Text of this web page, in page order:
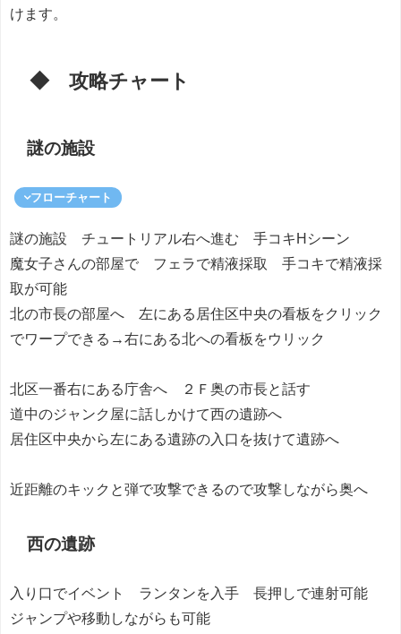
けます。
◆ 攻略チャート
謎の施設
フローチャート
謎の施設 チュートリアル右へ進む 手コキHシーン
魔女子さんの部屋で フェラで精液採取 手コキで精液採
取が可能
北の市長の部屋へ 左にある居住区中央の看板をクリック
でワープできる→右にある北への看板をウリック
北区一番右にある庁舎へ ２Ｆ奥の市長と話す
道中のジャンク屋に話しかけて西の遺跡へ
居住区中央から左にある遺跡の入口を抜けて遺跡へ
近距離のキックと弾で攻撃できるので攻撃しながら奥へ
西の遺跡
入り口でイベント ランタンを入手 長押しで連射可能
ジャンプや移動しながらも可能